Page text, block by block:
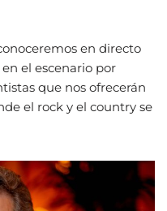
en directo
el escenario por
que nos ofrecerán
el rock y el country se